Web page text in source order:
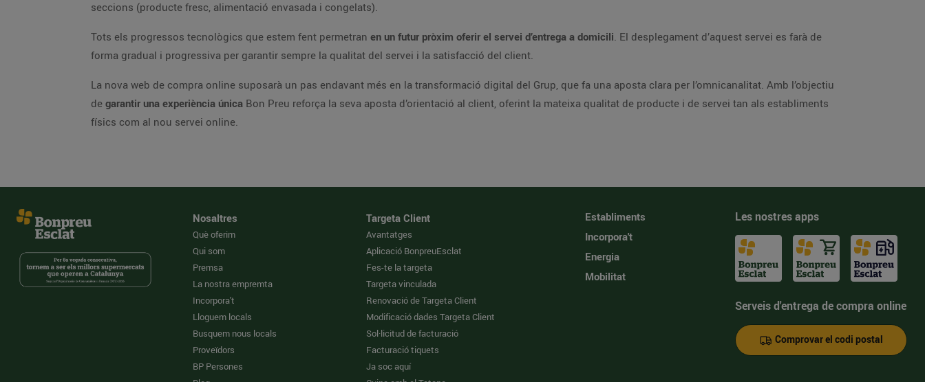
seccions (producte fresc, alimentació envasada i congelats).
Tots els progressos tecnològics que estem fent permetran en un futur pròxim oferir el servei d’entrega a domicili. El desplegament d’aquest servei es farà de
forma gradual i progressiva per garantir sempre la qualitat del servei i la satisfacció del client.
La nova web de compra online suposarà un pas endavant més en la transformació digital del Grup, que fa una aposta clara per l’omnicanalitat. Amb l’objectiu
de garantir una experiència única Bon Preu reforça la seva aposta d’orientació al client, oferint la mateixa qualitat de producte i de servei tan als establiments
físics com al nou servei online.
Nosaltres
Què oferim
Qui som
Premsa
La nostra empremta
Incorpora't
Lloguem locals
Busquem nous locals
Proveïdors
BP Persones
Targeta Client
Avantatges
Aplicació BonpreuEsclat
Fes-te la targeta
Targeta vinculada
Renovació de Targeta Client
Modificació dades Targeta Client
Sol·licitud de facturació
Facturació tiquets
Ja soc aquí
Establiments
Incorpora't
Energia
Mobilitat
Les nostres apps
Serveis d'entrega de compra online
Comprovar el codi postal